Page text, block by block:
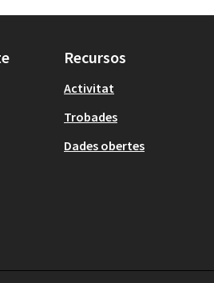
Recursos
Activitat
Trobades
Dades obertes